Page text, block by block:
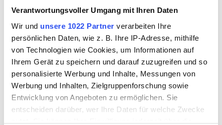
Verantwortungsvoller Umgang mit Ihren Daten
Wir und unsere 1022 Partner verarbeiten Ihre
persönlichen Daten, wie z. B. Ihre IP-Adresse, mithilfe
von Technologien wie Cookies, um Informationen auf
Ihrem Gerät zu speichern und darauf zuzugreifen und so
personalisierte Werbung und Inhalte, Messungen von
Werbung und Inhalten, Zielgruppenforschung sowie
Entwicklung von Angeboten zu ermöglichen. Sie
entscheiden darüber, wer Ihre Daten für welche Zwecke
nutzt. Sie können Ihre Einwilligung jederzeit über die
THOMPSON
Enamel 9320
(Moretti) 227g
THOMPSON
Enamel 9330
(Moretti) 227g